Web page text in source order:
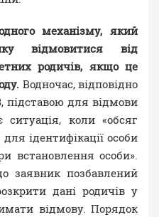
механізму, який
відмовитися від
родичів, якщо це
Водночас, відповідно
підставою для відмови
коли «обсяг
ідентифікації особи
встановлення особи».
заявник позбавлений
дані родичів у
відмову. Порядок